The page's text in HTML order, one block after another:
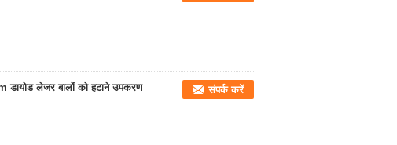
डायोड लेजर बालों को हटाने उपकरण
संपर्क करें